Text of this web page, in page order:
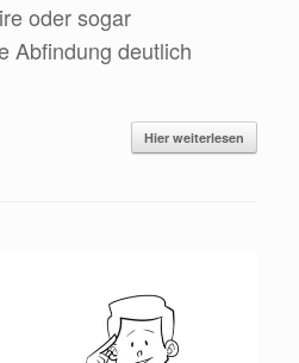
oder sogar
Abfindung deutlich
Hier weiterlesen